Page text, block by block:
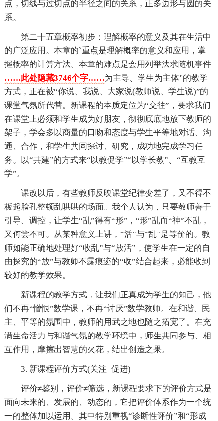
点，切线与过切点的半径之间的关系，正多边形与圆的关
系。
第二十五章概率初步：理解概率的意义及其在生活中
的广泛应用。本章的`重点是理解概率的意义和应用，掌
握概率的计算方法。本章的难点是会用列举法求随机事件
……此处隐藏3746个字……为主导、学生为主体”的教学
方式，正在被“你说、我说、大家说(教师说、学生说)”的
课堂气氛所代替。新课程的本质定位为“交往”，要求我们
在课堂上必须和学生成为好朋友，彻彻底底地放下教师的
架子，学会多以商量的口吻和态度与学生平等地对话、沟
通、合作，和学生共同探讨、研究，成功地完成学习任
务。以“共建”的方式来“以教促学”“以学长教”、“互教互
学”。
课改以后，有些教师反映课堂纪律变差了，又不得不
板起脸孔整顿乱哄哄的场面。我个人认为，只要教师善于
引导、调控，让学生“乱”得有“形”，“形”乱而“神”不乱，
又何尝不可。从某种意义上讲，“活”与“乱”是等价的。教
师如能正确地处理好“收乱”与“放活”，使学生在一定的自
由探究的“放”与教师不露痕迹的“收”结合起来，必能收到
较好的教学效果。
新课程的教学方式，让我们正真成为学生的知己，他
们不再“憎恨”数学课，不再“讨厌”数学教师。在和谐、民
主、平等的氛围中，教师的用武之地也随之拓宽了。在充
满生命活力与和谐气氛的教学环境中，师生共同参与、相
互作用，摩擦出智慧的火花，结出创造之果。
3. 新课程评价方式(关注+促进)
评价≠鉴别，评价≠筛选，新课程要求下的评价方式是
面向未来的、发展的、动态的，它把评价体系作为一个统
一的整体加以运用。其中特别重视“诊断性评价”和“形成